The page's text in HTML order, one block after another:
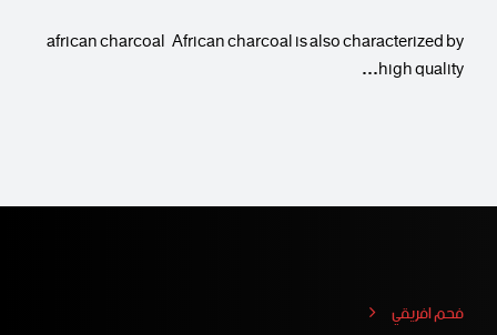
african charcoal African charcoal is also characterized by
high quality…
فحم افريقي